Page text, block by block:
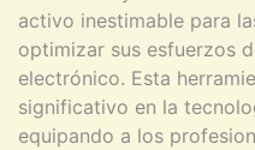
activo inestimable para
optimizar sus esfuerzos
electrónico. Esta
significativo en la
equipando a los